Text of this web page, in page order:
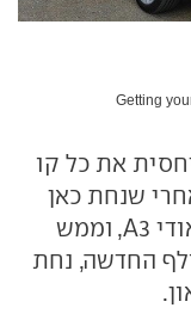
Getting
יחסית את כל קו
שנחת כאן
הדור הרביעי של האוקטביה ושל אודי A3, וממש
החדשה, נחת